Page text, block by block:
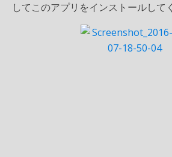
してこのアプリをインストールして